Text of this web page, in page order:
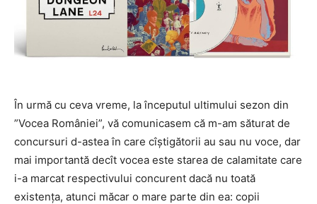
În urmă cu ceva vreme, la începutul ultimului sezon din
”Vocea României”, vă comunicasem că m-am săturat de
concursuri d-astea în care cîștigătorii au sau nu voce, dar
mai importantă decît vocea este starea de calamitate care
i-a marcat respectivului concurent dacă nu toată
existența, atunci măcar o mare parte din ea: copii